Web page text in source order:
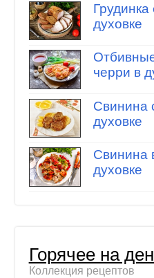
духовке
черри в
Свинина
духовке
Свинина
духовке
Горячее на
Коллекция рецептов